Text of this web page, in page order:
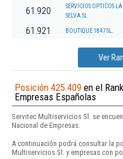
61.920
SERVICIOS OPTICOS LA
SELVA SL
61.921 BOUTIQUE 1847 SL.
Ver
Posición 425.409 en el
Empresas Españolas
Servitec Multiservicios Sl. se
Nacional de Empresas.
A continuación podrá consultar la
Multiservicios Sl. y empresas con